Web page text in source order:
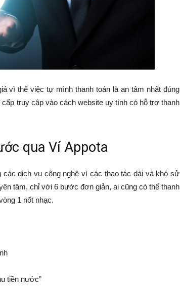
vì thế việc tự mình thanh toán là an tâm nhất đúng
truy cập vào cách website uy tính có hỗ trợ thanh
qua Ví Appota
dịch vụ công nghệ vì các thao tác dài và khó sử
tâm, chỉ với 6 bước đơn giản, ai cũng có thể thanh
1 nốt nhạc.
tiền nước”